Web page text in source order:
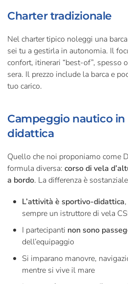
Charter tradizionale
Nel charter tipico noleggi una
sei tu a gestirla in autonomia. Il
confort, itinerari “best-of”, spesso
sera. Il prezzo include la barca e
tuo carico.
Campeggio nautico in
didattica
Quello che noi proponiamo come
formula diversa: corso di vela
a bordo. La differenza è
L’attività è sportivo-didattica
sempre un istruttore di vela
I partecipanti non sono
dell’equipaggio
Si imparano manovre,
mentre si vive il mare